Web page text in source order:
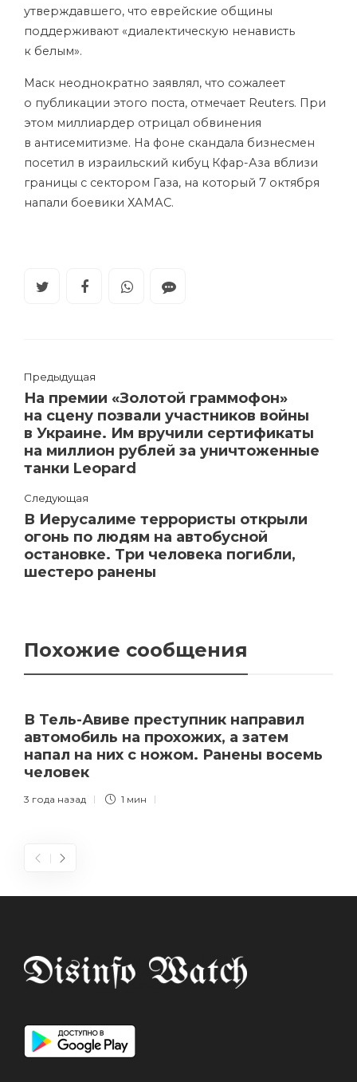
утверждавшего, что еврейские общины
поддерживают «диалектическую ненависть
к белым».
Маск неоднократно заявлял, что сожалеет
о публикации этого поста, отмечает Reuters. При
этом миллиардер отрицал обвинения
в антисемитизме. На фоне скандала бизнесмен
посетил в израильский кибуц Кфар-Аза вблизи
границы с сектором Газа, на который 7 октября
напали боевики ХАМАС.
Предыдущая
На премии «Золотой граммофон»
на сцену позвали участников войны
в Украине. Им вручили сертификаты
на миллион рублей за уничтоженные
танки Leopard
Следующая
В Иерусалиме террористы открыли
огонь по людям на автобусной
остановке. Три человека погибли,
шестеро ранены
Похожие сообщения
В Тель-Авиве преступник направил
автомобиль на прохожих, а затем
напал на них с ножом. Ранены восемь
человек
3 года назад 1 мин